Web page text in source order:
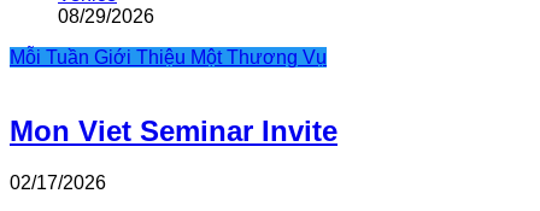
08/29/2026
Mỗi Tuần Giới Thiệu Một Thương Vụ
Mon Viet Seminar Invite
02/17/2026